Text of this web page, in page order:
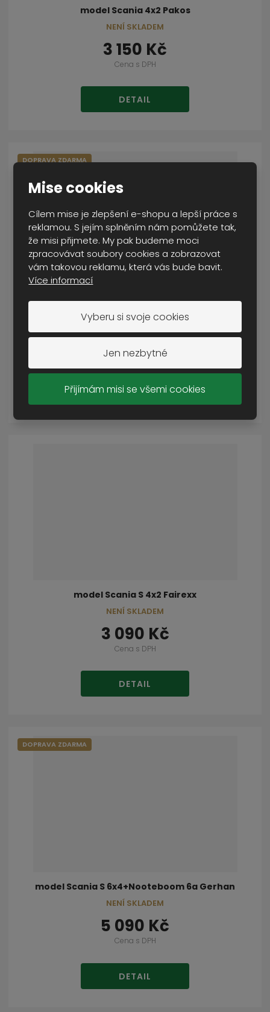
Mise cookies
Cílem mise je zlepšení e-shopu a lepší práce s
reklamou. S jejím splněním nám pomůžete tak,
že misi přijmete. My pak budeme moci
zpracovávat soubory cookies a zobrazovat
vám takovou reklamu, která vás bude bavit.
Více informací
Vyberu si svoje cookies
Jen nezbytné
Přijímám misi se všemi cookies
model Scania 4x2 Pakos
3 150 Kč
Cena s DPH
DETAIL
NENÍ SKLADEM
DOPRAVA ZDARMA
model Scania 6x4+Nooteboom 3a Ola Jacobs...
4 590 Kč
Cena s DPH
KOUPIT
SKLADEM MÉNĚ NEŽ 5 KS
model Scania S 4x2 Fairexx
3 090 Kč
Cena s DPH
DETAIL
NENÍ SKLADEM
DOPRAVA ZDARMA
model Scania S 6x4+Nooteboom 6a Gerhan
5 090 Kč
Cena s DPH
DETAIL
NENÍ SKLADEM